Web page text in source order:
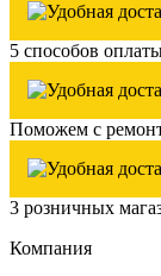
5 способов
Поможем с
3 розничных
Компания